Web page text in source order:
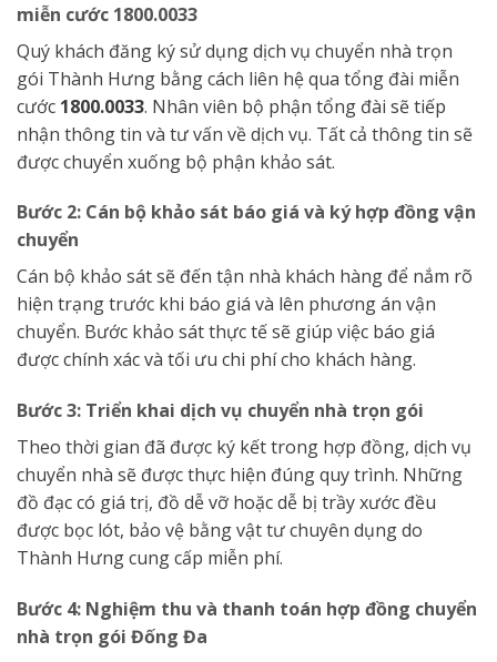
miễn cước 1800.0033
Quý khách đăng ký sử dụng dịch vụ chuyển nhà trọn
gói Thành Hưng bằng cách liên hệ qua tổng đài miễn
cước 1800.0033. Nhân viên bộ phận tổng đài sẽ tiếp
nhận thông tin và tư vấn về dịch vụ. Tất cả thông tin sẽ
được chuyển xuống bộ phận khảo sát.
Bước 2: Cán bộ khảo sát báo giá và ký hợp đồng vận
chuyển
Cán bộ khảo sát sẽ đến tận nhà khách hàng để nắm rõ
hiện trạng trước khi báo giá và lên phương án vận
chuyển. Bước khảo sát thực tế sẽ giúp việc báo giá
được chính xác và tối ưu chi phí cho khách hàng.
Bước 3: Triển khai dịch vụ chuyển nhà trọn gói
Theo thời gian đã được ký kết trong hợp đồng, dịch vụ
chuyển nhà sẽ được thực hiện đúng quy trình. Những
đồ đạc có giá trị, đồ dễ vỡ hoặc dễ bị trầy xước đều
được bọc lót, bảo vệ bằng vật tư chuyên dụng do
Thành Hưng cung cấp miễn phí.
Bước 4: Nghiệm thu và thanh toán hợp đồng chuyển
nhà trọn gói Đống Đa